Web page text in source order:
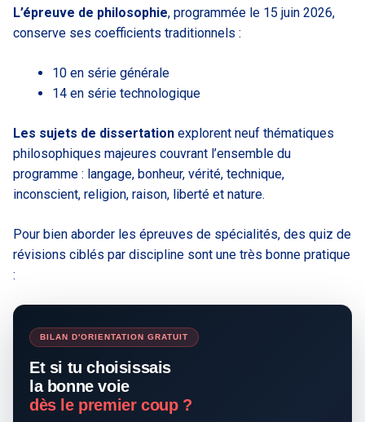
L’épreuve de philosophie, programmée le 15 juin 2026,
conserve ses coefficients traditionnels :
10 en série générale
14 en série technologique
Les sujets de dissertation explorent neuf thématiques
philosophiques majeures couvrant l’ensemble du
programme : langage, bonheur, vérité, technique,
inconscient, religion, raison, liberté et nature.
Pour bien aborder les épreuves de spécialités, des quiz de
révisions ciblés par discipline sont une très bonne pratique
:
BILAN D'ORIENTATION GRATUIT
Et si tu choisissais
la bonne voie
dès le premier coup ?